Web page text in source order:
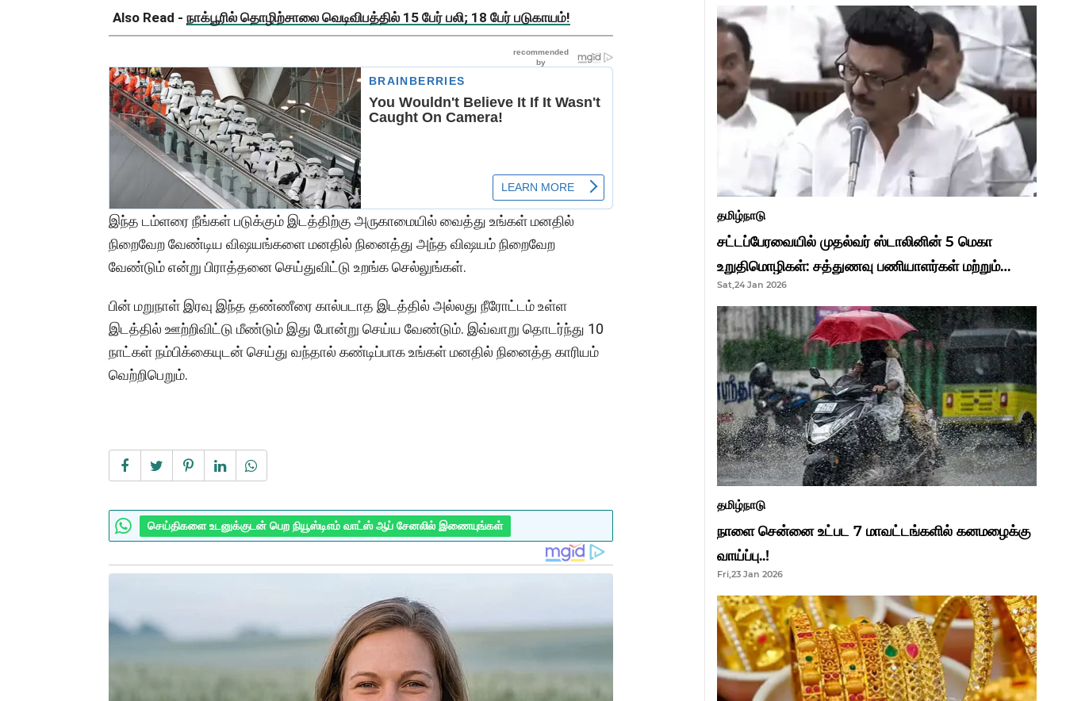
Also Read - நாக்பூரில் தொழிற்சாலை வெடிவிபத்தில் 15 பேர் பலி; 18 பேர் படுகாயம்!
இந்த டம்ளரை நீங்கள் படுக்கும் இடத்திற்கு அருகாமையில் வைத்து உங்கள் மனதில்
நிறைவேற வேண்டிய விஷயங்களை மனதில் நினைத்து அந்த விஷயம் நிறைவேற
வேண்டும் என்று பிராத்தனை செய்துவிட்டு உறங்க செல்லுங்கள்.
பின் மறுநாள் இரவு இந்த தண்ணீரை கால்படாத இடத்தில் அல்லது நீரோட்டம் உள்ள
இடத்தில் ஊற்றிவிட்டு மீண்டும் இது போன்று செய்ய வேண்டும். இவ்வாறு தொடர்ந்து 10
நாட்கள் நம்பிக்கையுடன் செய்து வந்தால் கண்டிப்பாக உங்கள் மனதில் நினைத்த காரியம்
வெற்றிபெறும்.
செய்திகளை உடனுக்குடன் பெற நியூஸ்டிஎம் வாட்ஸ் ஆப் சேனலில் இணையுங்கள்
தமிழ்நாடு
சட்டப்பேரவையில் முதல்வர் ஸ்டாலினின் 5 மெகா
உறுதிமொழிகள்: சத்துணவு பணியாளர்கள் மற்றும்
ஆசிரியர்களுக்கு ஜாக்பாட்!
Sat,24 Jan 2026
தமிழ்நாடு
நாளை சென்னை உட்பட 7 மாவட்டங்களில் கனமழைக்கு
வாய்ப்பு..!
Fri,23 Jan 2026